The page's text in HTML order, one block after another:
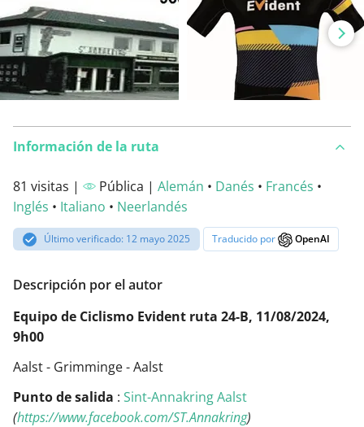
Información de la ruta
81 visitas | Pública | Alemán • Danés • Francés •
Inglés • Italiano • Neerlandés
Último verificado: 12 mayo 2025 Traducido por OpenAI
Descripción por el autor
Equipo de Ciclismo Evident ruta 24-B, 11/08/2024,
9h00
Aalst - Grimminge - Aalst
Punto de salida : Sint-Annakring Aalst
(https://www.facebook.com/ST.Annakring)